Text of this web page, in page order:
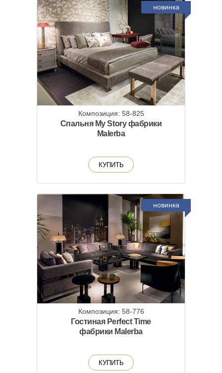
новинка
Композиция: 58-825
Спальня My Story фабрики
Malerba
КУПИТЬ
новинка
Композиция: 58-776
Гостиная Perfect Time
фабрики Malerba
КУПИТЬ